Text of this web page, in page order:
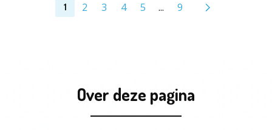
1 2 3 4 5 ... 9
Over deze pagina